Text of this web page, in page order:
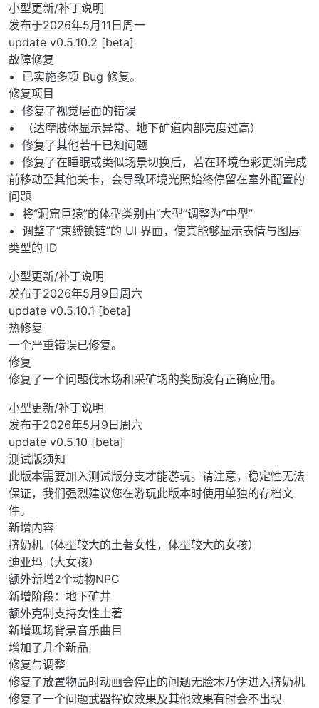
小型更新/补丁说明
发布于2026年5月11日周一
update v0.5.10.2 [beta]
故障修复
• 已实施多项 Bug 修复。
修复项目
• 修复了视觉层面的错误
• （达摩肢体显示异常、地下矿道内部亮度过高）
• 修复了其他若干已知问题
• 修复了在睡眠或类似场景切换后，若在环境色彩更新完成
前移动至其他关卡，会导致环境光照始终停留在室外配置的
问题
• 将“洞窟巨猿”的体型类别由“大型”调整为“中型”
• 调整了“束缚锁链”的 UI 界面，使其能够显示表情与图层
类型的 ID
小型更新/补丁说明
发布于2026年5月9日周六
update v0.5.10.1 [beta]
热修复
一个严重错误已修复。
修复
修复了一个问题伐木场和采矿场的奖励没有正确应用。
小型更新/补丁说明
发布于2026年5月9日周六
update v0.5.10 [beta]
测试版须知
此版本需要加入测试版分支才能游玩。请注意，稳定性无法
保证，我们强烈建议您在游玩此版本时使用单独的存档文
件。
新增内容
挤奶机（体型较大的土著女性，体型较大的女孩）
迪亚玛（大女孩）
额外新增2个动物NPC
新增阶段：地下矿井
额外克制支持女性土著
新增现场背景音乐曲目
增加了几个新品
修复与调整
修复了放置物品时动画会停止的问题无脸木乃伊进入挤奶机
修复了一个问题武器挥砍效果及其他效果有时会不出现